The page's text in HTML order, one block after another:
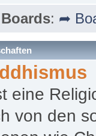
: ➦
eine
von den